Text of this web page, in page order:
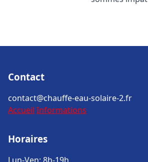
Contact
contact@chauffe-eau-solaire-2.fr
Accueil Informations
Horaires